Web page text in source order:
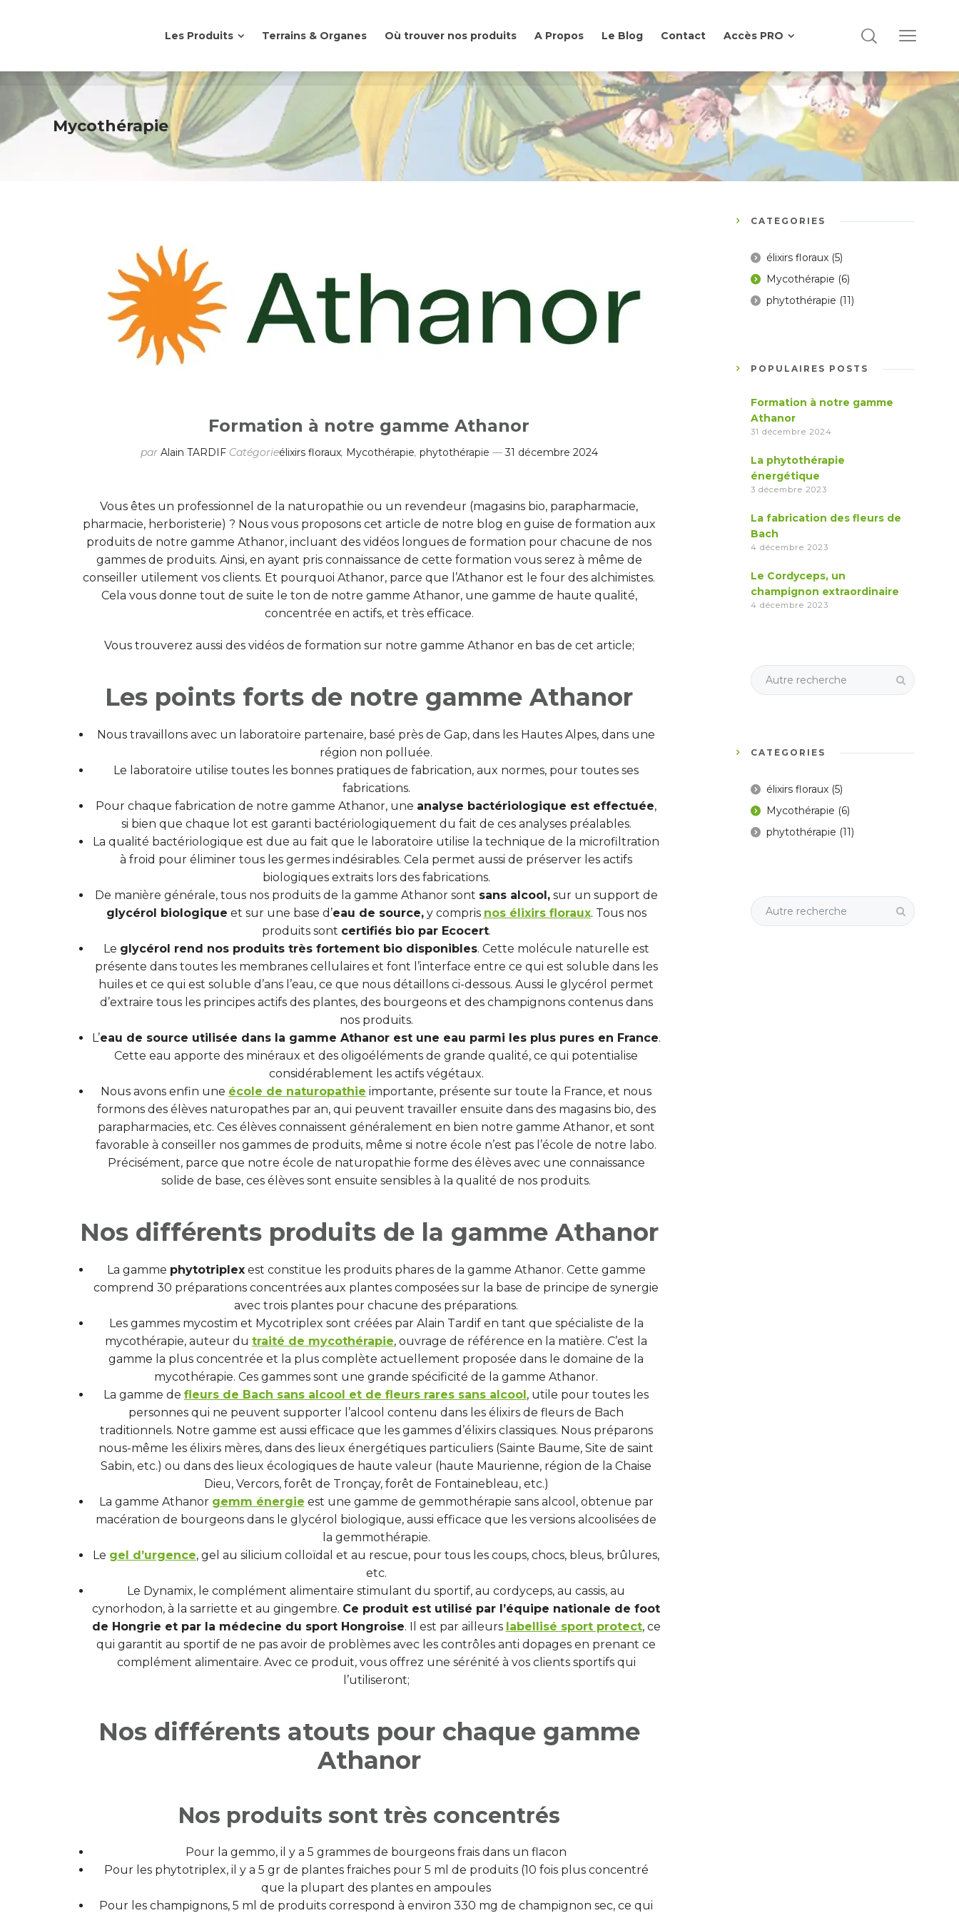
Les Produits Terrains & Organes Où trouver nos produits A Propos Le Blog Contact Accès PRO
Mycothérapie
Formation à notre gamme Athanor
par Alain TARDIF Catégorieélixirs floraux, Mycothérapie, phytothérapie 31 décembre 2024
Vous êtes un professionnel de la naturopathie ou un revendeur (magasins bio, parapharmacie,
pharmacie, herboristerie) ? Nous vous proposons cet article de notre blog en guise de formation aux
produits de notre gamme Athanor, incluant des vidéos longues de formation pour chacune de nos
gammes de produits. Ainsi, en ayant pris connaissance de cette formation vous serez à même de
conseiller utilement vos clients. Et pourquoi Athanor, parce que l’Athanor est le four des alchimistes.
Cela vous donne tout de suite le ton de notre gamme Athanor, une gamme de haute qualité,
concentrée en actifs, et très efficace.
Vous trouverez aussi des vidéos de formation sur notre gamme Athanor en bas de cet article;
Les points forts de notre gamme Athanor
Nous travaillons avec un laboratoire partenaire, basé près de Gap, dans les Hautes Alpes, dans une
région non polluée.
Le laboratoire utilise toutes les bonnes pratiques de fabrication, aux normes, pour toutes ses
fabrications.
Pour chaque fabrication de notre gamme Athanor, une analyse bactériologique est effectuée,
si bien que chaque lot est garanti bactériologiquement du fait de ces analyses préalables.
La qualité bactériologique est due au fait que le laboratoire utilise la technique de la microfiltration
à froid pour éliminer tous les germes indésirables. Cela permet aussi de préserver les actifs
biologiques extraits lors des fabrications.
De manière générale, tous nos produits de la gamme Athanor sont sans alcool,sur un support de
glycérol biologique et sur une base d’eau de source,y compris nos élixirs floraux. Tous nos
produits sont certifiés bio par Ecocert.
Le glycérol rend nos produits très fortement bio disponibles. Cette molécule naturelle est
présente dans toutes les membranes cellulaires et font l’interface entre ce qui est soluble dans les
huiles et ce qui est soluble d’ans l’eau, ce que nous détaillons ci-dessous. Aussi le glycérol permet
d’extraire tous les principes actifs des plantes, des bourgeons et des champignons contenus dans
nos produits.
L’eau de source utilisée dans la gamme Athanor est une eau parmi les plus pures en France.
Cette eau apporte des minéraux et des oligoéléments de grande qualité, ce qui potentialise
considérablement les actifs végétaux.
Nous avons enfin une école de naturopathie importante, présente sur toute la France, et nous
formons des élèves naturopathes par an, qui peuvent travailler ensuite dans des magasins bio, des
parapharmacies, etc. Ces élèves connaissent généralement en bien notre gamme Athanor, et sont
favorable à conseiller nos gammes de produits, même si notre école n’est pas l’école de notre labo.
Précisément, parce que notre école de naturopathie forme des élèves avec une connaissance
solide de base, ces élèves sont ensuite sensibles à la qualité de nos produits.
Nos différents produits de la gamme Athanor
La gamme phytotriplexest constitue les produits phares de la gamme Athanor. Cette gamme
comprend 30 préparations concentrées aux plantes composées sur la base de principe de synergie
avec trois plantes pour chacune des préparations.
Les gammes mycostim et Mycotriplex sont créées par Alain Tardif en tant que spécialiste de la
mycothérapie, auteur du traité de mycothérapie, ouvrage de référence en la matière. C’est la
gamme la plus concentrée et la plus complète actuellement proposée dans le domaine de la
mycothérapie. Ces gammes sont une grande spécificité de la gamme Athanor.
La gamme de fleurs de Bach sans alcool et de fleurs rares sans alcool , utile pour toutes les
personnes qui ne peuvent supporter l’alcool contenu dans les élixirs de fleurs de Bach
traditionnels. Notre gamme est aussi efficace que les gammes d’élixirs classiques. Nous préparons
nous-même les élixirs mères, dans des lieux énergétiques particuliers (Sainte Baume, Site de saint
Sabin, etc.) ou dans des lieux écologiques de haute valeur (haute Maurienne, région de la Chaise
Dieu, Vercors, forêt de Tronçay, forêt de Fontainebleau, etc.)
La gamme Athanor gemm énergie est une gamme de gemmothérapie sans alcool, obtenue par
macération de bourgeons dans le glycérol biologique, aussi efficace que les versions alcoolisées de
la gemmothérapie.
Le gel d’urgence, gel au silicium colloïdal et au rescue, pour tous les coups, chocs, bleus, brûlures,
etc.
Le Dynamix, le complément alimentaire stimulant du sportif, au cordyceps, au cassis, au
cynorhodon, à la sarriette et au gingembre. Ce produit est utilisé par l’équipe nationale de foot
de Hongrie et par la médecine du sport Hongroise. Il est par ailleurs labellisé sport protect, ce
qui garantit au sportif de ne pas avoir de problèmes avec les contrôles anti dopages en prenant ce
complément alimentaire. Avec ce produit, vous offrez une sérénité à vos clients sportifs qui
l’utiliseront;
Nos différents atouts pour chaque gamme
Athanor
Nos produits sont très concentrés
Pour la gemmo, il y a 5 grammes de bourgeons frais dans un flacon
Pour les phytotriplex, il y a 5 gr de plantes fraiches pour 5 ml de produits (10 fois plus concentré
que la plupart des plantes en ampoules
Pour les champignons, 5 ml de produits correspond à environ 330 mg de champignon sec, ce qui
CATÉGORIES
élixirs floraux (5)
Mycothérapie (6)
phytothérapie (11)
POPULAIRES POSTS
Formation à notre gamme
Athanor
31 décembre 2024
La phytothérapie
énergétique
3 décembre 2023
La fabrication des fleurs de
Bach
4 décembre 2023
Le Cordyceps, un
champignon extraordinaire
4 décembre 2023
CATÉGORIES
élixirs floraux (5)
Mycothérapie (6)
phytothérapie (11)